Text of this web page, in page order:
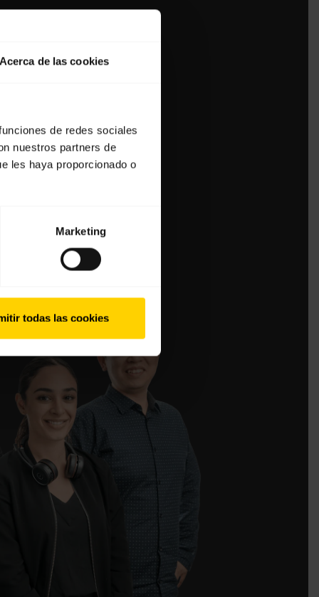
de las cookies
de redes sociales
nuestros partners de
les haya proporcionado o
Marketing
todas las cookies